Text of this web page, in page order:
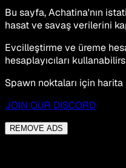
Bu sayfa, Achatina'nın
hasat ve savaş verilerini
Evcilleştirme ve üreme
hesaplayıcıları
Spawn noktaları için harita
JOIN OUR DISCORD
REMOVE ADS